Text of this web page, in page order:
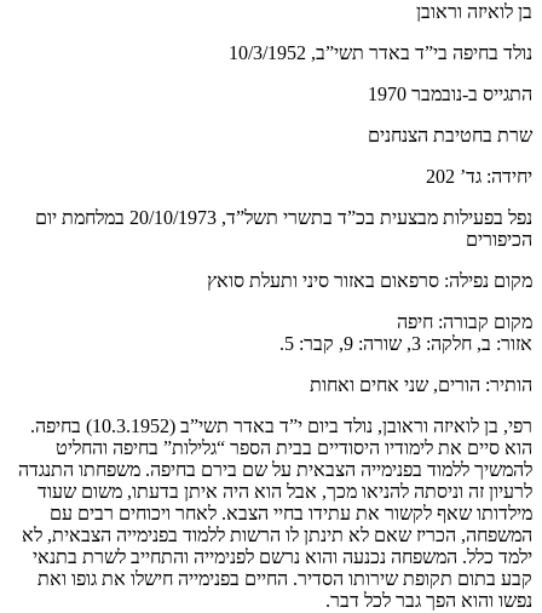
בן לואיזה וראובן
נולד בחיפה בי”ד באדר תשי”ב, 10/3/1952
התגייס ב-נובמבר 1970
שרת בחטיבת הצנחנים
יחידה: גד’ 202
נפל בפעילות מבצעית בכ”ד בתשרי תשל”ד, 20/10/1973
במלחמת יום
הכיפורים
מקום נפילה: סרפאום באזור סיני ותעלת סואץ
מקום קבורה: חיפה
אזור: ב, חלקה: 3, שורה: 9, קבר: 5.
הותיר: הורים, שני אחים ואחות
רפי, בן לואיזה וראובן, נולד ביום י”ד באדר תשי”ב (10.3.1952) בחיפה.
הוא סיים את לימודיו היסודיים בבית הספר “גלילות” בחיפה והחליט
להמשיך ללמוד בפנימייה הצבאית על שם בירם בחיפה. משפחתו התנגדה
לרעיון זה וניסתה להניאו מכך, אבל הוא היה איתן בדעתו, משום שעוד
מילדותו שאף לקשור את עתידו בחיי הצבא. לאחר ויכוחים רבים עם
המשפחה, הכריז שאם לא תינתן לו הרשות ללמוד בפנימייה הצבאית, לא
ילמד כלל. המשפחה נכנעה והוא נרשם לפנימייה והתחייב לשרת בתנאי
קבע בתום תקופת שירותו הסדיר. החיים בפנימייה חישלו את גופו ואת
נפשו והוא הפך גבר לכל דבר.